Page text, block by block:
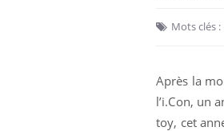
Mots clés :
Après la
l’i.Con, un
toy, cet